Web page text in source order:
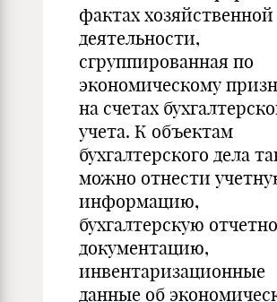
фактах хозяйственной
деятельности,
сгруппированная по
экономическому
на счетах
учета. К объектам
бухгалтерского дела
можно отнести
информацию,
бухгалтерскую
документацию,
инвентаризационные
данные об